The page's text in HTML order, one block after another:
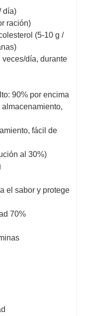
día)
ración)
(5-10 g /
veces/día, durante
90% por encima
fácil de
al 30%)
el sabor y protege
70%